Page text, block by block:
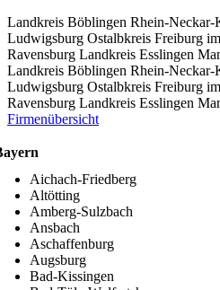
Landkreis Böblingen Rhein-Neckar-
Ludwigsburg Ostalbkreis Freiburg
Ravensburg Landkreis Esslingen
Landkreis Böblingen Rhein-Neckar-
Ludwigsburg Ostalbkreis Freiburg
Ravensburg Landkreis Esslingen
Firmenübersicht
Aichach-Friedberg
Altötting
Amberg-Sulzbach
Ansbach
Aschaffenburg
Augsburg
Bad-Kissingen